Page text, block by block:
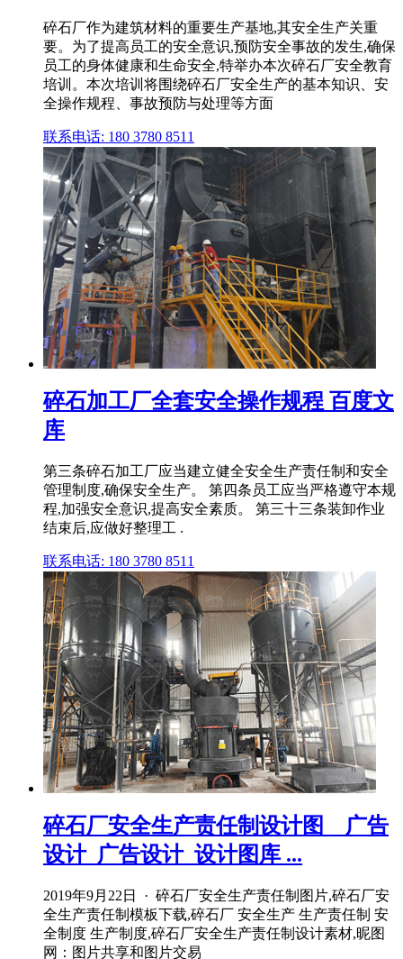
碎石厂作为建筑材料的重要生产基地,其安全生产关重
要。为了提高员工的安全意识,预防安全事故的发生,确保
员工的身体健康和生命安全,特举办本次碎石厂安全教育
培训。本次培训将围绕碎石厂安全生产的基本知识、安
全操作规程、事故预防与处理等方面
联系电话: 180 3780 8511
碎石加工厂全套安全操作规程 百度文
库
第三条碎石加工厂应当建立健全安全生产责任制和安全
管理制度,确保安全生产。 第四条员工应当严格遵守本规
程,加强安全意识,提高安全素质。 第三十三条装卸作业
结束后,应做好整理工 .
联系电话: 180 3780 8511
碎石厂安全生产责任制设计图__广告
设计_广告设计_设计图库 ...
2019年9月22日 · 碎石厂安全生产责任制图片,碎石厂安
全生产责任制模板下载,碎石厂 安全生产 生产责任制 安
全制度 生产制度,碎石厂安全生产责任制设计素材,昵图
网：图片共享和图片交易